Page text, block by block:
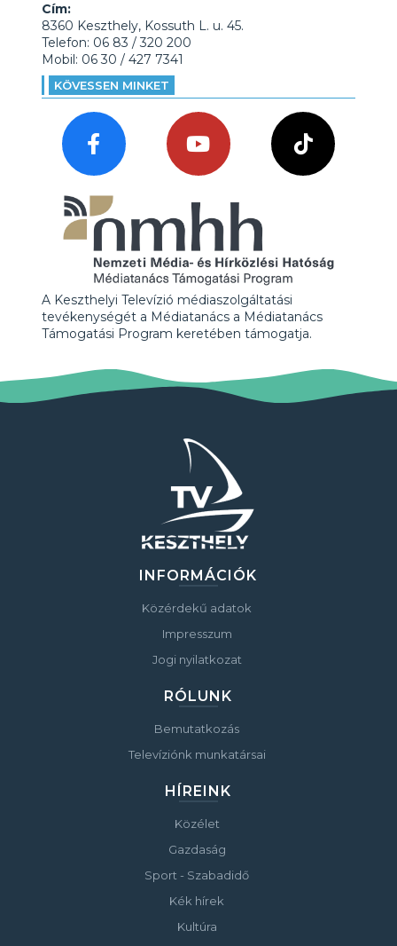
Cím:
8360 Keszthely, Kossuth L. u. 45.
Telefon: 06 83 / 320 200
Mobil: 06 30 / 427 7341
KÖVESSEN MINKET
A Keszthelyi Televízió médiaszolgáltatási
tevékenységét a Médiatanács a Médiatanács
Támogatási Program keretében támogatja.
INFORMÁCIÓK
Közérdekű adatok
Impresszum
Jogi nyilatkozat
RÓLUNK
Bemutatkozás
Televíziónk munkatársai
HÍREINK
Közélet
Gazdaság
Sport - Szabadidő
Kék hírek
Kultúra